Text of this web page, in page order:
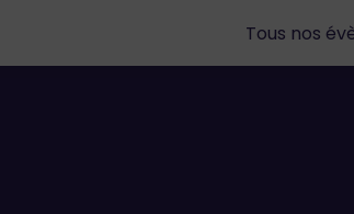
Tous nos